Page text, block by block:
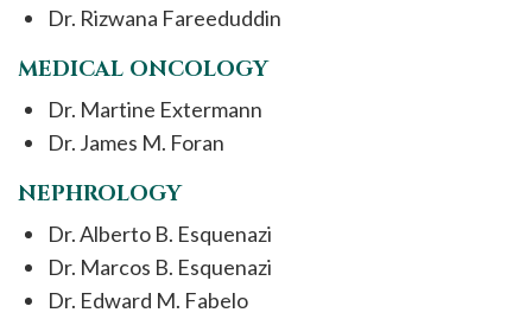
Dr. Rizwana Fareeduddin
MEDICAL ONCOLOGY
Dr. Martine Extermann
Dr. James M. Foran
NEPHROLOGY
Dr. Alberto B. Esquenazi
Dr. Marcos B. Esquenazi
Dr. Edward M. Fabelo